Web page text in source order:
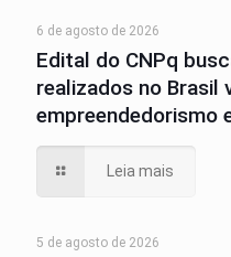
6 de agosto de 2026
Edital do CNPq
realizados no Brasil
empreendedorismo
Leia mais
5 de agosto de 2026